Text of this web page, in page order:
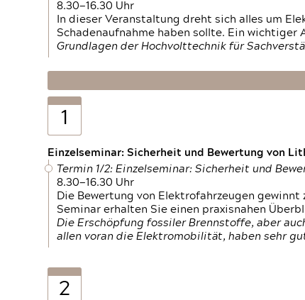
8.30—16.30 Uhr
In dieser Veranstaltung dreht sich alles um
Schadenaufnahme haben sollte. Ein
Grundlagen der Hochvolttechnik für
1
Einzelseminar: Sicherheit und Bewertung von
Termin 1/2: Einzelseminar: Sicherheit und
8.30—16.30 Uhr
Die Bewertung von Elektrofahrzeugen
Seminar erhalten Sie einen praxisnahen
Die Erschöpfung fossiler Brennstoffe, aber
allen voran die Elektromobilität, haben sehr
2